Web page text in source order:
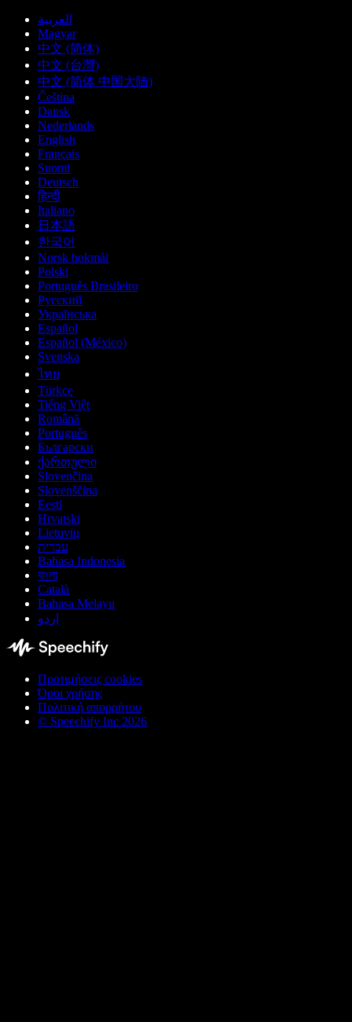
العربية
Magyar
中文 (简体)
中文 (台灣)
中文 (简体 中国大陆)
Čeština
Dansk
Nederlands
English
Français
Suomi
Deutsch
हिन्दी
Italiano
日本語
한국어
Norsk bokmål
Polski
Português Brasileiro
Русский
Українська
Español
Español (México)
Svenska
ไทย
Türkçe
Tiếng Việt
Română
Português
Български
ქართული
Slovenčina
Slovenščina
Eesti
Hrvatski
Lietuvių
עברית
Bahasa Indonesia
বাংলা
Català
Bahasa Melayu
اردو
Προτιμήσεις cookies
Όροι χρήσης
Πολιτική απορρήτου
© Speechify Inc 2026